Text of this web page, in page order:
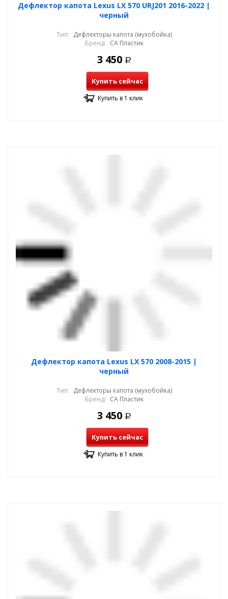
Дефлектор капота Lexus LX 570 URJ201 2016-2022 |
черный
Тип: Дефлекторы капота (мухобойка)
Бренд: СА Пластик
3 450 Р
Купить сейчас
Купить в 1 клик
Дефлектор капота Lexus LX 570 2008-2015 |
черный
Тип: Дефлекторы капота (мухобойка)
Бренд: СА Пластик
3 450 Р
Купить сейчас
Купить в 1 клик